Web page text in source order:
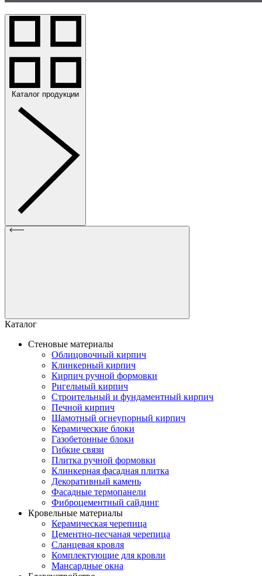
Каталог продукции
Каталог
Стеновые материалы
Облицовочный кирпич
Клинкерный кирпич
Кирпич ручной формовки
Ригельный кирпич
Строительный и фундаментный кирпич
Печной кирпич
Шамотный огнеупорный кирпич
Керамические блоки
Газобетонные блоки
Гибкие связи
Плитка ручной формовки
Клинкерная фасадная плитка
Декоративный камень
Фасадные термопанели
Фиброцементный сайдинг
Кровельные материалы
Керамическая черепица
Цементно-песчаная черепица
Сланцевая кровля
Комплектующие для кровли
Мансардные окна